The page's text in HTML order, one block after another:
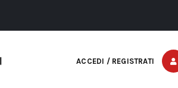
ACCEDI / REGISTRATI